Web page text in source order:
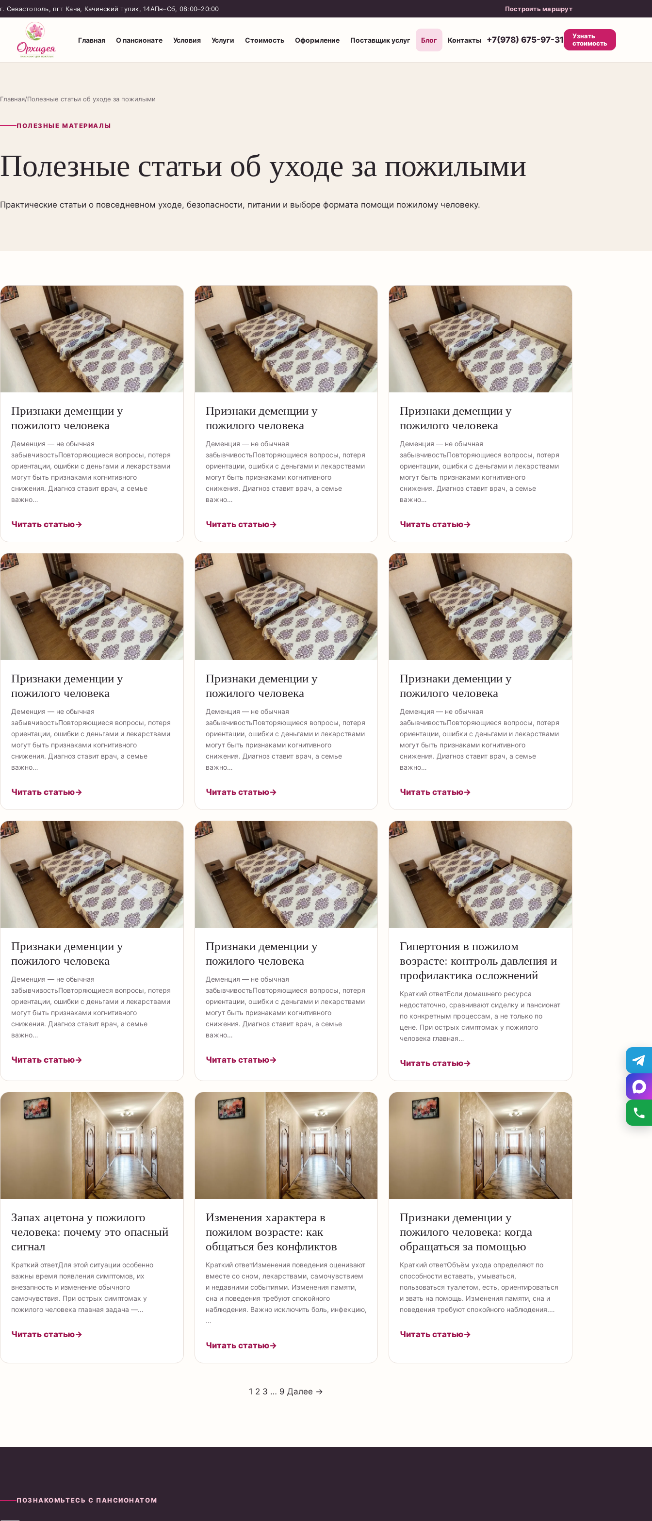
г. Севастополь, пгт Кача, Качинский тупик, 14АПн–Сб, 08:00–20:00 Построить маршрут
Главная О пансионате Условия Услуги Стоимость Оформление Поставщик услуг Блог Контакты +7(978) 675-97-31
Узнать
стоимость
Главная/Полезные статьи об уходе за пожилыми
ПОЛЕЗНЫЕ МАТЕРИАЛЫ
Полезные статьи об уходе за пожилыми
Практические статьи о повседневном уходе, безопасности, питании и выборе формата помощи пожилому человеку.
Признаки деменции у
пожилого человека
Деменция — не обычная
забывчивостьПовторяющиеся вопросы, потеря
ориентации, ошибки с деньгами и лекарствами
могут быть признаками когнитивного
снижения. Диагноз ставит врач, а семье
важно…
Читать статью→
Признаки деменции у
пожилого человека
Деменция — не обычная
забывчивостьПовторяющиеся вопросы, потеря
ориентации, ошибки с деньгами и лекарствами
могут быть признаками когнитивного
снижения. Диагноз ставит врач, а семье
важно…
Читать статью→
Признаки деменции у
пожилого человека
Деменция — не обычная
забывчивостьПовторяющиеся вопросы, потеря
ориентации, ошибки с деньгами и лекарствами
могут быть признаками когнитивного
снижения. Диагноз ставит врач, а семье
важно…
Читать статью→
Признаки деменции у
пожилого человека
Деменция — не обычная
забывчивостьПовторяющиеся вопросы, потеря
ориентации, ошибки с деньгами и лекарствами
могут быть признаками когнитивного
снижения. Диагноз ставит врач, а семье
важно…
Читать статью→
Признаки деменции у
пожилого человека
Деменция — не обычная
забывчивостьПовторяющиеся вопросы, потеря
ориентации, ошибки с деньгами и лекарствами
могут быть признаками когнитивного
снижения. Диагноз ставит врач, а семье
важно…
Читать статью→
Признаки деменции у
пожилого человека
Деменция — не обычная
забывчивостьПовторяющиеся вопросы, потеря
ориентации, ошибки с деньгами и лекарствами
могут быть признаками когнитивного
снижения. Диагноз ставит врач, а семье
важно…
Читать статью→
Признаки деменции у
пожилого человека
Деменция — не обычная
забывчивостьПовторяющиеся вопросы, потеря
ориентации, ошибки с деньгами и лекарствами
могут быть признаками когнитивного
снижения. Диагноз ставит врач, а семье
важно…
Читать статью→
Признаки деменции у
пожилого человека
Деменция — не обычная
забывчивостьПовторяющиеся вопросы, потеря
ориентации, ошибки с деньгами и лекарствами
могут быть признаками когнитивного
снижения. Диагноз ставит врач, а семье
важно…
Читать статью→
Гипертония в пожилом
возрасте: контроль давления и
профилактика осложнений
Краткий ответЕсли домашнего ресурса
недостаточно, сравнивают сиделку и пансионат
по конкретным процессам, а не только по
цене. При острых симптомах у пожилого
человека главная…
Читать статью→
Запах ацетона у пожилого
человека: почему это опасный
сигнал
Краткий ответДля этой ситуации особенно
важны время появления симптомов, их
внезапность и изменение обычного
самочувствия. При острых симптомах у
пожилого человека главная задача —…
Читать статью→
Изменения характера в
пожилом возрасте: как
общаться без конфликтов
Краткий ответИзменения поведения оценивают
вместе со сном, лекарствами, самочувствием
и недавними событиями. Изменения памяти,
сна и поведения требуют спокойного
наблюдения. Важно исключить боль, инфекцию,
…
Читать статью→
Признаки деменции у
пожилого человека: когда
обращаться за помощью
Краткий ответОбъём ухода определяют по
способности вставать, умываться,
пользоваться туалетом, есть, ориентироваться
и звать на помощь. Изменения памяти, сна и
поведения требуют спокойного наблюдения.…
Читать статью→
1 2 3 … 9 Далее →
ПОЗНАКОМЬТЕСЬ С ПАНСИОНАТОМ